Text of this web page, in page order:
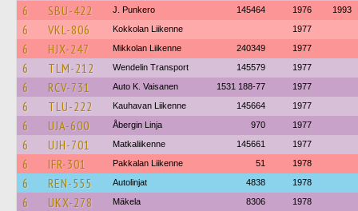
6 SBU-422 J. Punkero 145464 1976 1993
6 VKL-806 Kokkolan Liikenne 1977
6 HJX-247 Mikkolan Liikenne 240349 1977
6 TLM-212 Wendelin Transport 145579 1977
6 RCV-731 Auto K. Vaisanen 1531 188-77 1977
6 TLU-222 Kauhavan Liikenne 145664 1977
6 UJA-600 Åbergin Linja 970 1977
6 UJH-701 Matkaliikenne 145661 1977
6 IFR-301 Pakkalan Liikenne 51 1978
6 REN-555 Autolinjat 4838 1978
6 UKX-278 Mäkela 8306 1978